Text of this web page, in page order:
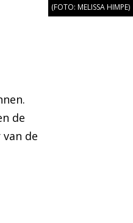
(FOTO: MELISSA HIMPE)
de
de